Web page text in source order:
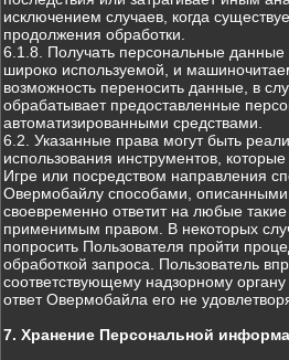
исключением случаев, когда
продолжения обработки.
6.1.8. Получать персональные данные
широко используемой, и
возможность переносить данные, в
обрабатывает предоставленные
автоматизированными средствами.
6.2. Указанные права могут быть
использования инструментов,
Игре или посредством направления
Овермобайлу способами,
своевременно ответит на любые такие
применимым правом. В некоторых
попросить Пользователя пройти
обработкой запроса. Пользователь
соответствующему надзорному
ответ Овермобайла его не
7. Хранение Персональной